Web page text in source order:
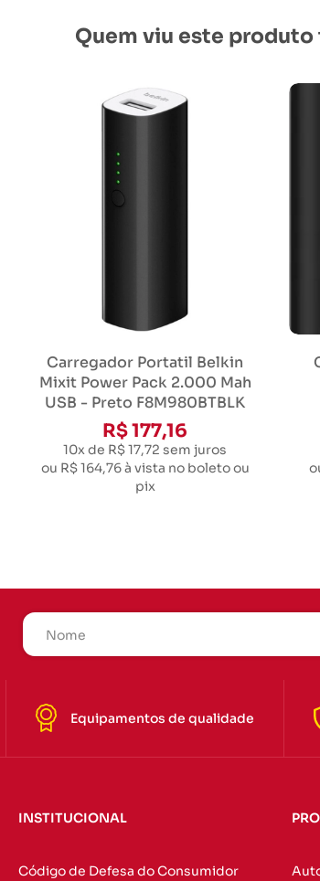
Quem viu este
Carregador Portatil Belkin
Mixit Power Pack 2.000 Mah
USB - Preto F8M980BTBLK
R$ 177,16
10x de R$ 17,72 sem juros
ou R$ 164,76à vista no boleto ou
pix
Equipamentos de qualidade
INSTITUCIONAL
Código de Defesa do Consumidor